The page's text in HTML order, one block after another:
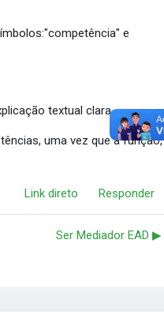
e
textual clara.
uma vez que a função,
Link direto Responder
Ser Mediador EAD ▶︎